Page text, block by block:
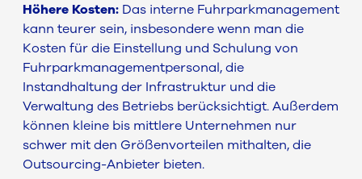
Höhere Kosten: Das interne Fuhrparkmanagement
kann teurer sein, insbesondere wenn man die
Kosten für die Einstellung und Schulung von
Fuhrparkmanagementpersonal, die
Instandhaltung der Infrastruktur und die
Verwaltung des Betriebs berücksichtigt. Außerdem
können kleine bis mittlere Unternehmen nur
schwer mit den Größenvorteilen mithalten, die
Outsourcing-Anbieter bieten.